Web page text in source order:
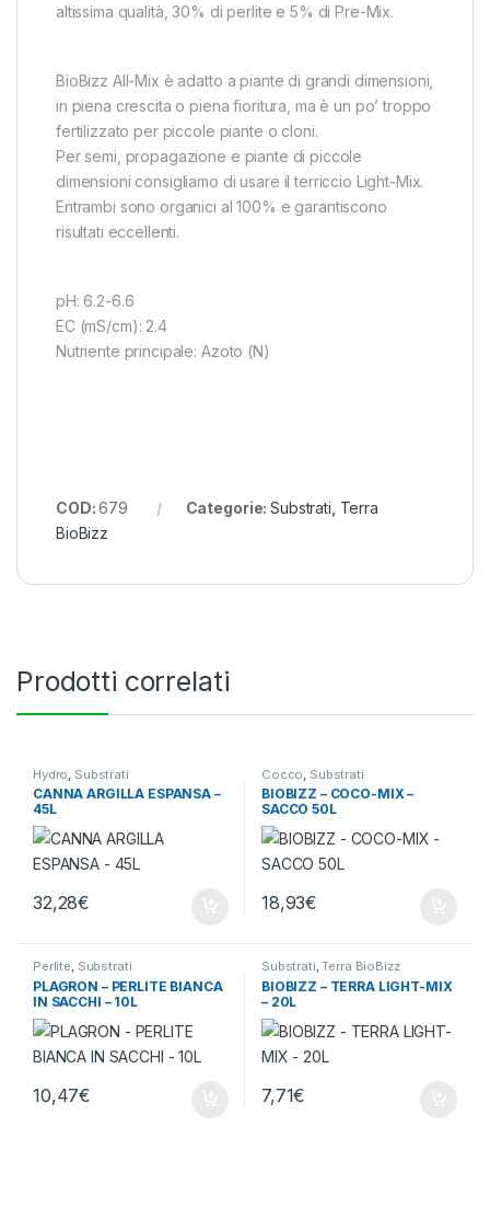
altissima qualità, 30% di perlite e 5% di Pre-Mix.
BioBizz All-Mix è adatto a piante di grandi dimensioni,
in piena crescita o piena fioritura, ma è un po’ troppo
fertilizzato per piccole piante o cloni.
Per semi, propagazione e piante di piccole
dimensioni consigliamo di usare il terriccio Light-Mix.
Entrambi sono organici al 100% e garantiscono
risultati eccellenti.
pH: 6.2-6.6
EC (mS/cm): 2.4
Nutriente principale: Azoto (N)
COD:679 Categorie:Substrati Terra
BioBizz
Prodotti correlati
Hydro Substrati
CANNA ARGILLA ESPANSA –
45L
32,28€
Cocco Substrati
BIOBIZZ – COCO-MIX –
SACCO 50L
18,93€
Perlite, Substrati
PLAGRON – PERLITE BIANCA
IN SACCHI – 10L
10,47€
Substrati,Terra BioBizz
BIOBIZZ – TERRA LIGHT-MIX
– 20L
7,71€